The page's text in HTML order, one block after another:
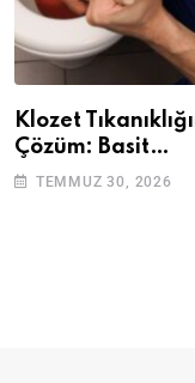
Klozet
Çözüm: Basit
Adımlarla
TEMMUZ 30, 2026